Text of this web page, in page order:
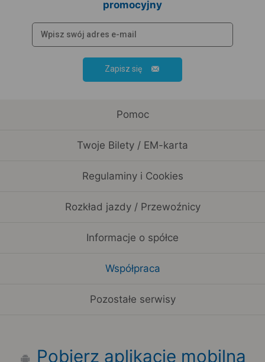
promocyjny
Zapisz się
Pomoc
Twoje Bilety / EM-karta
Regulaminy i Cookies
Rozkład jazdy / Przewoźnicy
Informacje o spółce
Współpraca
Pozostałe serwisy
Pobierz aplikację mobilną